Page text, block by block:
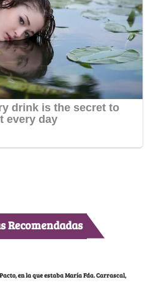
Recomendadas
en la que estaba María Fda. Carrascal,